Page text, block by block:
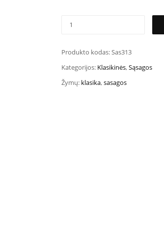
Produkto kodas:Sas313
Kategorijos: Klasikinės,Sąsagos
Žymų: klasika,sasagos